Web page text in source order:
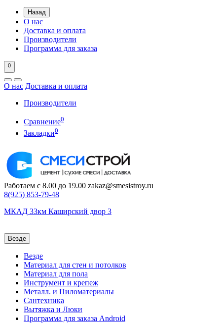
Назад
О нас
Доставка и оплата
Производители
Программа для заказа
0
О нас Доставка и оплата
Производители
Сравнение0
Закладки0
Работаем с 8.00 до 19.00 zakaz@smesistroy.ru
8(925) 853-79-48
МКАД 33км Каширский двор 3
Везде
Везде
Материал для стен и потолков
Материал для пола
Инструмент и крепеж
Металл. и Пиломатериалы
Сантехника
Вытяжка и Люки
Программа для заказа Android